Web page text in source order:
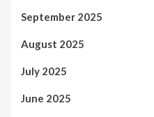
September 2025
August 2025
July 2025
June 2025